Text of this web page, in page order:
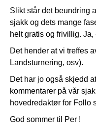
Slikt står det beundring
sjakk og dets mange
helt gratis og frivillig. Ja,
Det hender at vi treffes
Landsturnering, osv).
Det har jo også skjedd
kommentarer på vår
hovedredaktør for Follo
God sommer til Per !